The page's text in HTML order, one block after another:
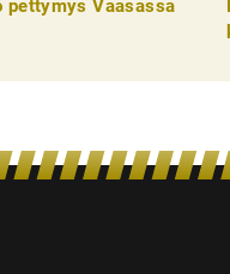
pettymys Vaasassa